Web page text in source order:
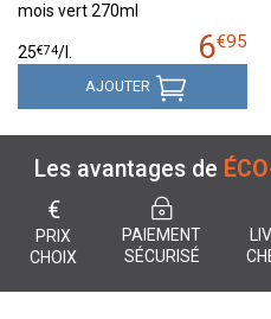
mois vert 270ml
6€95
25€74/
AJOUTER
Les avantages de
€
PRIX
CHOIX
PAIEMENT
SÉCURISÉ